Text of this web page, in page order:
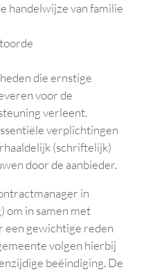
handelwijze van familie
die ernstige
voor de
verleent.
verplichtingen
(schriftelijk)
door de aanbieder.
in
om in samen met
een gewichtige reden
volgen hierbij
beëindiging. De